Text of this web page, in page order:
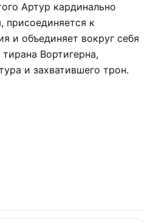
Артур кардинально
присоединяется к
и объединяет вокруг себя
Вортигерна,
и захватившего трон.